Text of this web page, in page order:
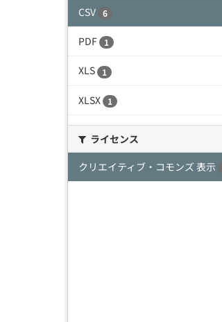
CSV 6
PDF 1
XLS 1
XLSX 1
ライセンス
クリエイティブ・コモンズ 表示